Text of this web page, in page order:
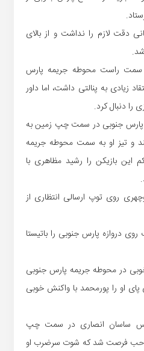
دقت لازم را نداشت و از بالای
در سمت راست محوطه جریمه پارس
زیادی به پنالتی داشت، اما داور
را دنبال کرد.
پارس جنوبی در سمت چپ زمین به
و تیز او به سمت محوطه جریمه
این بازیکن را رشید مظاهری با
منوچهری روی توپ ارسالی انتظاری از
روی دروازه پارس جنوبی را باتیستا
خوبی در محوطه جریمه پارس جنوبی
او را پورمحمد با واکنش خوبی
پاس ساسان انصاری در سمت چپ
فرصت شد که شوت سرضرب او